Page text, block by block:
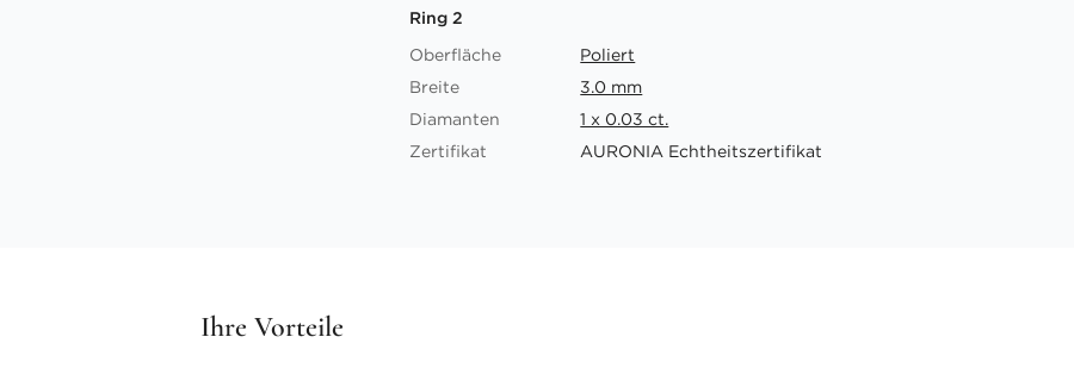
Ring 2
Oberfläche
Poliert
Breite
3.0 mm
Diamanten
1 x 0.03 ct.
Zertifikat
AURONIA Echtheitszertifikat
Ihre Vorteile